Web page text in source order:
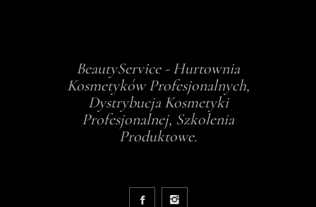
BeautyService - Hurtownia
Kosmetyków Profesjonalnych,
Dystrybucja Kosmetyki
Profesjonalnej, Szkolenia
Produktowe.